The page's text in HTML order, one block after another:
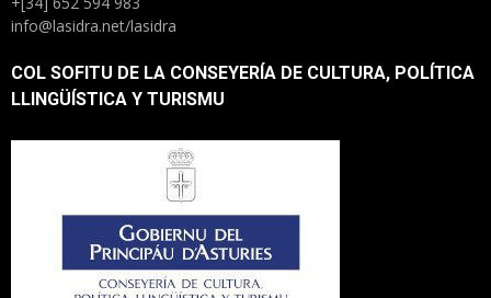
info@lasidra.net/lasidra
COL SOFITU DE LA CONSEYERÍA DE CULTURA, POLÍTICA
LLINGÜÍSTICA Y TURISMU